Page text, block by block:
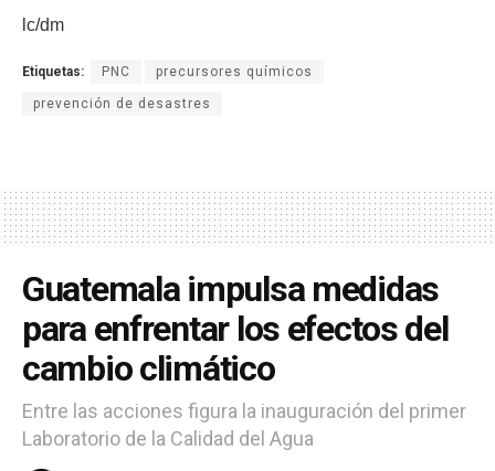
lc/dm
Etiquetas: PNC precursores químicos
prevención de desastres
Guatemala impulsa medidas
para enfrentar los efectos del
cambio climático
Entre las acciones figura la inauguración del primer
Laboratorio de la Calidad del Agua